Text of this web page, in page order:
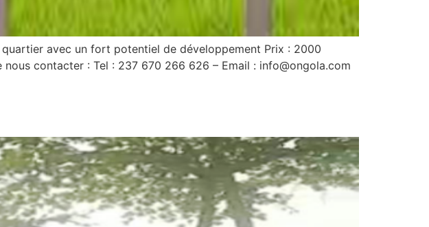
avec un fort potentiel de développement Prix : 2000
contacter : Tel : 237 670 266 626 – Email : info@ongola.com